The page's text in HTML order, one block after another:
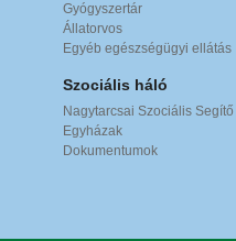
Gyógyszertár
Állatorvos
Egyéb egészségügyi ellátás
Szociális háló
Nagytarcsai Szociális
Egyházak
Dokumentumok